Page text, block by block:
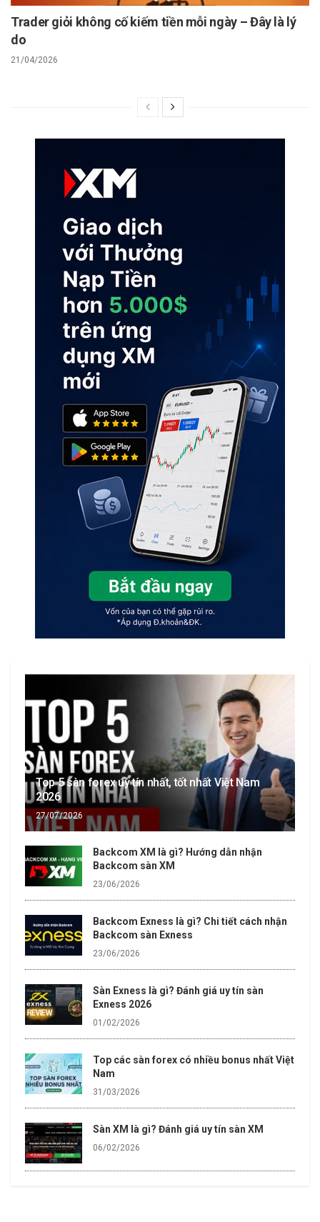
Trader giỏi không cố kiếm tiền mỗi ngày – Đây là lý
do
21/04/2026
Top 5 sàn forex uy tín nhất, tốt nhất Việt Nam
2026
27/07/2026
Backcom XM là gì? Hướng dẫn nhận
Backcom sàn XM
23/06/2026
Backcom Exness là gì? Chi tiết cách nhận
Backcom sàn Exness
23/06/2026
Sàn Exness là gì? Đánh giá uy tín sàn
Exness 2026
01/02/2026
Top các sàn forex có nhiều bonus nhất Việt
Nam
31/03/2026
Sàn XM là gì? Đánh giá uy tín sàn XM
06/02/2026